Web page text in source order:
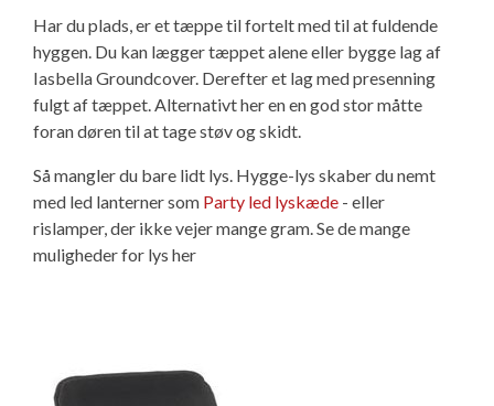
Har du plads, er et tæppe til fortelt med til at fuldende
hyggen. Du kan lægger tæppet alene eller bygge lag af
Iasbella Groundcover. Derefter et lag med presenning
fulgt af tæppet. Alternativt her en en god stor måtte
foran døren til at tage støv og skidt.
Så mangler du bare lidt lys. Hygge-lys skaber du nemt
med led lanterner som Party led lyskæde - eller
rislamper, der ikke vejer mange gram. Se de mange
muligheder for lys her